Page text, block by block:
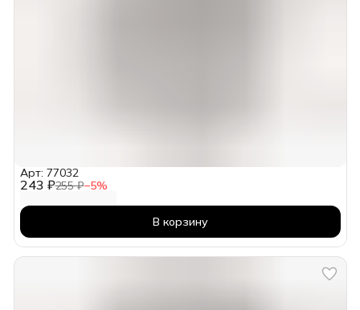
243 ₽255 ₽−5%
Арт: 77032
В корзину